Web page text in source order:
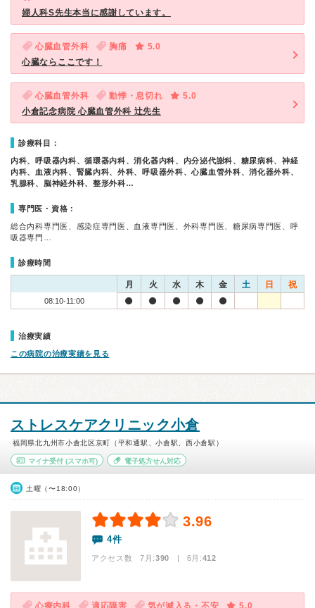
婦人科S先生本当に感謝しています。
心臓血管外科 胸痛
5.0
心臓ならここです！
心臓血管外科 動悸・息切れ
5.0
小倉記念病院 心臓血管外科 辻先生
診療科目：
内科、呼吸器内科、循環器内科、消化器内科、内分泌代謝科、糖尿病科、神経
内科、血液内科、腎臓内科、外科、呼吸器外科、心臓血管外科、消化器外科、
乳腺科、脳神経外科、整形外科…
専門医・資格：
総合内科専門医、感染症専門医、血液専門医、外科専門医、糖尿病専門医、呼
吸器専門…
診療時間
月 火 水 木 金 土 日 祝
08:10-11:00
治療実績
この病院の治療実績を見る
ストレスケアクリニック小倉
福岡県北九州市小倉北区京町（平和通駅、小倉駅、西小倉駅）
マイナ受付 (スマホ可) 電子処方せん対応
土曜（〜18:00）
3.96
4件
アクセス数 7月:390 | 6月:412
心療内科 適応障害 気が滅入る・不安 5.0